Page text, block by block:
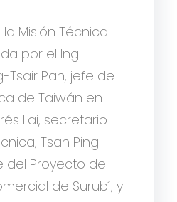
Misión Técnica
por el Ing.
Tsair Pan, jefe de
de Taiwán en
Lai, secretario
Tsan Ping
del Proyecto de
de Surubí; y